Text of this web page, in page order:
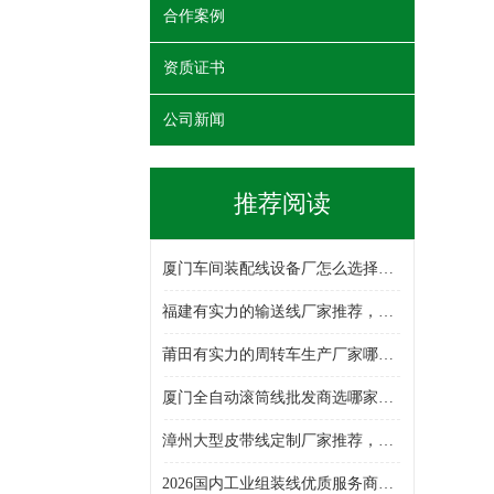
合作案例
资质证书
公司新闻
推荐阅读
厦门车间装配线设备厂怎么选择，单层输送线/插件线/拷机车/滚筒线/倍速链组装线/厂线周转车，装配线生产厂家哪家好
福建有实力的输送线厂家推荐，老化车/周转车/铝型材周转车/倍速链组装线/单层输送线/皮带线，输送线设备生产厂家选哪家
莆田有实力的周转车生产厂家哪家强，插件线/拷机车/装配线/铝型材周转车/多层周转车/厂线周转车，周转车生产厂家哪家专业
厦门全自动滚筒线批发商选哪家，滚筒线/拷机车/插件线/厂线周转车/物料周转车/周转车/倍速链组装线，滚筒线批发厂选哪家
漳州大型皮带线定制厂家推荐，装配线/精益管周转车/厂线周转车/单层输送线/组装线/倍速链组装线/周转车，皮带线厂选哪家
2026国内工业组装线优质服务商榜单：行业深度分析报告！